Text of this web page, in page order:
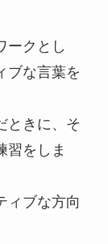
ークとし
ブな言葉を
ときに、そ
習をしま
ィブな方向